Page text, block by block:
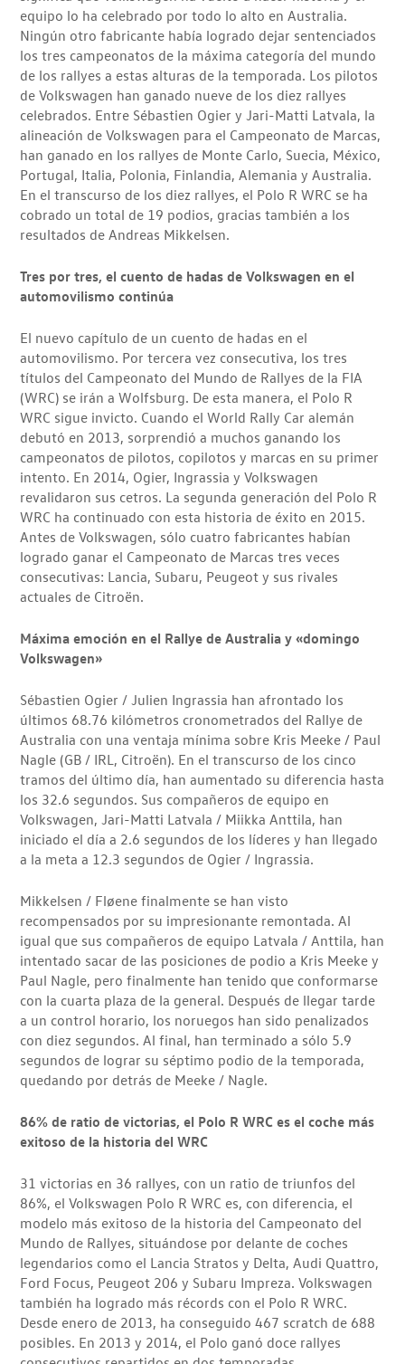
equipo lo ha celebrado por todo lo alto en Australia.
Ningún otro fabricante había logrado dejar sentenciados
los tres campeonatos de la máxima categoría del mundo
de los rallyes a estas alturas de la temporada. Los pilotos
de Volkswagen han ganado nueve de los diez rallyes
celebrados. Entre Sébastien Ogier y Jari-Matti Latvala, la
alineación de Volkswagen para el Campeonato de Marcas,
han ganado en los rallyes de Monte Carlo, Suecia, México,
Portugal, Italia, Polonia, Finlandia, Alemania y Australia.
En el transcurso de los diez rallyes, el Polo R WRC se ha
cobrado un total de 19 podios, gracias también a los
resultados de Andreas Mikkelsen.
Tres por tres, el cuento de hadas de Volkswagen en el
automovilismo continúa
El nuevo capítulo de un cuento de hadas en el
automovilismo. Por tercera vez consecutiva, los tres
títulos del Campeonato del Mundo de Rallyes de la FIA
(WRC) se irán a Wolfsburg. De esta manera, el Polo R
WRC sigue invicto. Cuando el World Rally Car alemán
debutó en 2013, sorprendió a muchos ganando los
campeonatos de pilotos, copilotos y marcas en su primer
intento. En 2014, Ogier, Ingrassia y Volkswagen
revalidaron sus cetros. La segunda generación del Polo R
WRC ha continuado con esta historia de éxito en 2015.
Antes de Volkswagen, sólo cuatro fabricantes habían
logrado ganar el Campeonato de Marcas tres veces
consecutivas: Lancia, Subaru, Peugeot y sus rivales
actuales de Citroën.
Máxima emoción en el Rallye de Australia y «domingo
Volkswagen»
Sébastien Ogier / Julien Ingrassia han afrontado los
últimos 68.76 kilómetros cronometrados del Rallye de
Australia con una ventaja mínima sobre Kris Meeke / Paul
Nagle (GB / IRL, Citroën). En el transcurso de los cinco
tramos del último día, han aumentado su diferencia hasta
los 32.6 segundos. Sus compañeros de equipo en
Volkswagen, Jari-Matti Latvala / Miikka Anttila, han
iniciado el día a 2.6 segundos de los líderes y han llegado
a la meta a 12.3 segundos de Ogier / Ingrassia.
Mikkelsen / Fløene finalmente se han visto
recompensados por su impresionante remontada. Al
igual que sus compañeros de equipo Latvala / Anttila, han
intentado sacar de las posiciones de podio a Kris Meeke y
Paul Nagle, pero finalmente han tenido que conformarse
con la cuarta plaza de la general. Después de llegar tarde
a un control horario, los noruegos han sido penalizados
con diez segundos. Al final, han terminado a sólo 5.9
segundos de lograr su séptimo podio de la temporada,
quedando por detrás de Meeke / Nagle.
86% de ratio de victorias, el Polo R WRC es el coche más
exitoso de la historia del WRC
31 victorias en 36 rallyes, con un ratio de triunfos del
86%, el Volkswagen Polo R WRC es, con diferencia, el
modelo más exitoso de la historia del Campeonato del
Mundo de Rallyes, situándose por delante de coches
legendarios como el Lancia Stratos y Delta, Audi Quattro,
Ford Focus, Peugeot 206 y Subaru Impreza. Volkswagen
también ha logrado más récords con el Polo R WRC.
Desde enero de 2013, ha conseguido 467 scratch de 688
posibles. En 2013 y 2014, el Polo ganó doce rallyes